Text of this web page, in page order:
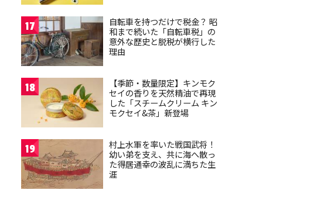
17
自転車を持つだけで税金？ 昭
和まで続いた「自転車税」の
意外な歴史と脱税が横行した
理由
18
【季節・数量限定】キンモク
セイの香りを天然精油で再現
した「スチームクリーム キン
モクセイ&茶」新登場
19
村上水軍を率いた戦国武将！
幼い弟を支え、共に海へ散っ
た得居通幸の波乱に満ちた生
涯